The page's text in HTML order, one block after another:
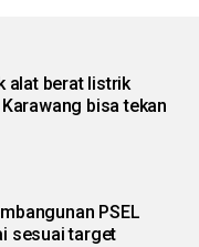
alat berat listrik
bisa tekan
PSEL
sesuai target